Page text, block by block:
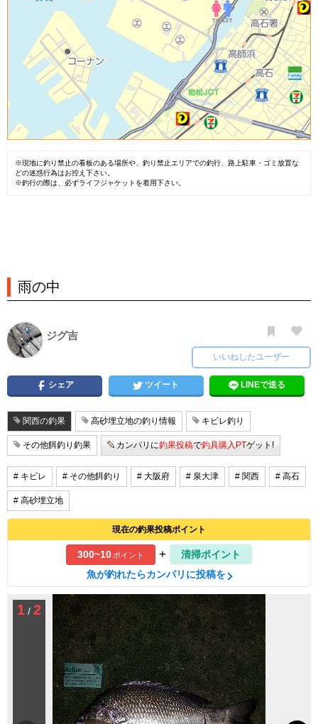
※現地に釣り禁止の看板のある場所や、釣り禁止エリアでの釣行、路上駐車・ゴミ放置な
どの迷惑行為はお控え下さい。
※釣行の際は、必ずライフジャケットを着用下さい。
雨の中
ジグ吉
いいねしたユーザー
シェア ツイート LINEで送る
関西の釣果 高砂埋立地の釣り情報 キビレ釣り
その他餌釣り釣果 カンパリに釣果投稿で釣具購入PTゲット!
# キビレ # その他餌釣り # 大阪府 # 泉大津 # 関西 # 高石
# 高砂埋立地
現在の釣果投稿ポイント
300~10ポイント +
清掃ポイント
魚が釣れたらカンパリに投稿を
1 / 2